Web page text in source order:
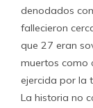
denodados
fallecieron
que 27 eran
muertos como
ejercida por la
La historia no